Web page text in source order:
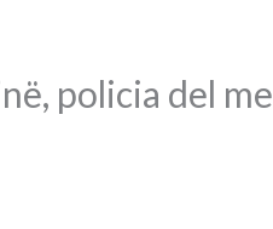
policia del me